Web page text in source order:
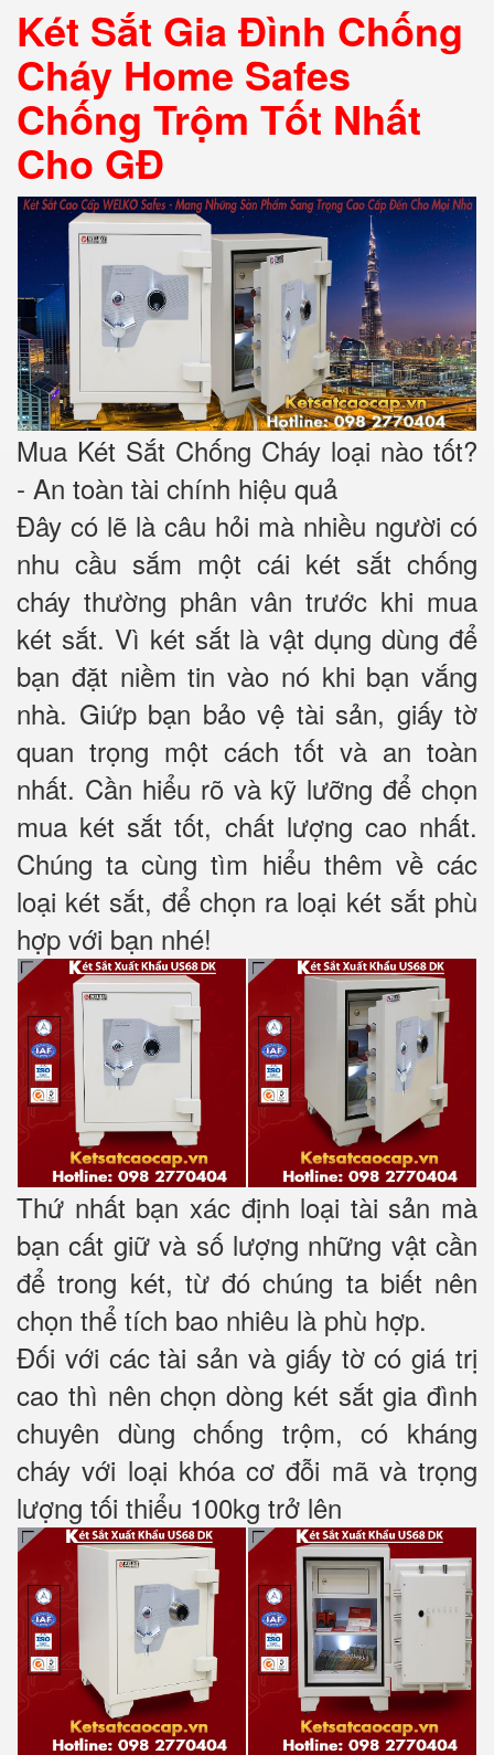
Két Sắt Gia Đình Chống
Cháy Home Safes
Chống Trộm Tốt Nhất
Cho GĐ
Mua Két Sắt Chống Cháy loại nào tốt?
- An toàn tài chính hiệu quả
Đây có lẽ là câu hỏi mà nhiều người có
nhu cầu sắm một cái két sắt chống
cháy thường phân vân trước khi mua
két sắt. Vì két sắt là vật dụng dùng để
bạn đặt niềm tin vào nó khi bạn vắng
nhà. Giứp bạn bảo vệ tài sản, giấy tờ
quan trọng một cách tốt và an toàn
nhất. Cần hiểu rõ và kỹ lưỡng để chọn
mua két sắt tốt, chất lượng cao nhất.
Chúng ta cùng tìm hiểu thêm về các
loại két sắt, để chọn ra loại két sắt phù
hợp với bạn nhé!
Thứ nhất bạn xác định loại tài sản mà
bạn cất giữ và số lượng những vật cần
để trong két, từ đó chúng ta biết nên
chọn thể tích bao nhiêu là phù hợp.
Đối với các tài sản và giấy tờ có giá trị
cao thì nên chọn dòng két sắt gia đình
chuyên dùng chống trộm, có kháng
cháy với loại khóa cơ đỗi mã và trọng
lượng tối thiểu 100kg trở lên